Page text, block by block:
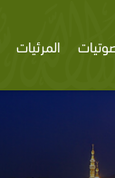
المرئيات